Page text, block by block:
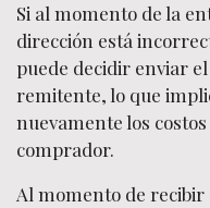
Si al momento de la
dirección está
puede decidir enviar
remitente, lo que
nuevamente los
comprador.
Al momento de